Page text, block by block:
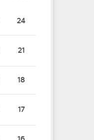
24
21
18
17